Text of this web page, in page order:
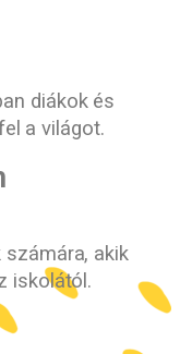
diákok és
a világot.
akik
iskolától.